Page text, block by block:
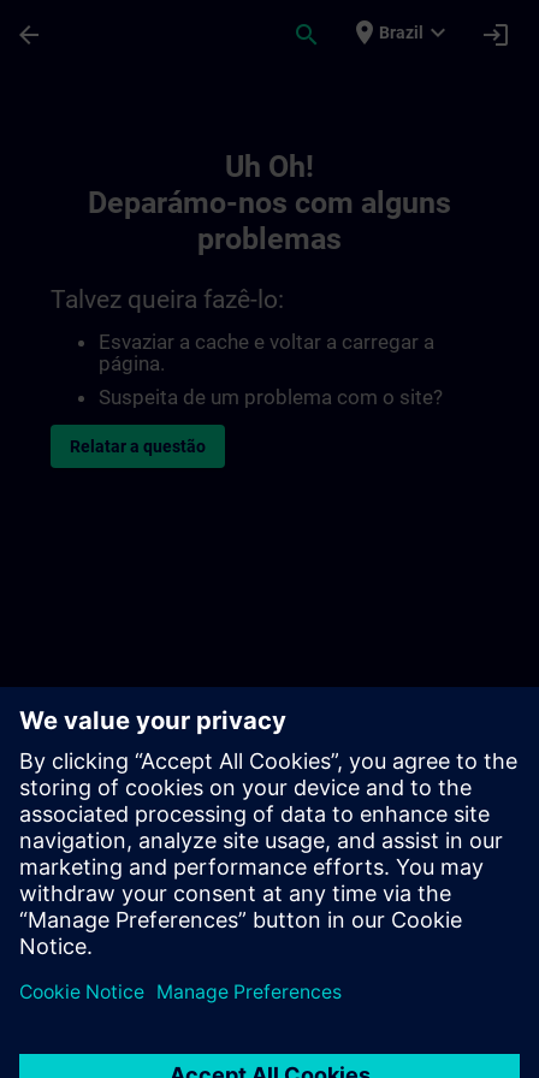
arrow_back search place Brazil expand_more login
Uh Oh!
Deparámo-nos com alguns
problemas
Talvez queira fazê-lo:
Esvaziar a cache e voltar a carregar a
página.
Suspeita de um problema com o site?
Relatar a questão